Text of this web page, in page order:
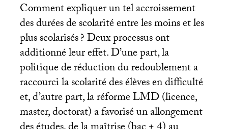
Comment expliquer un tel accroissement
des durées de scolarité entre les moins et les
plus scolarisés? Deux processus ont
additionné leur effet. D’une part, la
politique de réduction du redoublement a
raccourci la scolarité des élèves en difficulté
et, d’autre part, la réformeLMD(licence,
master, doctorat) a favorisé un allongement